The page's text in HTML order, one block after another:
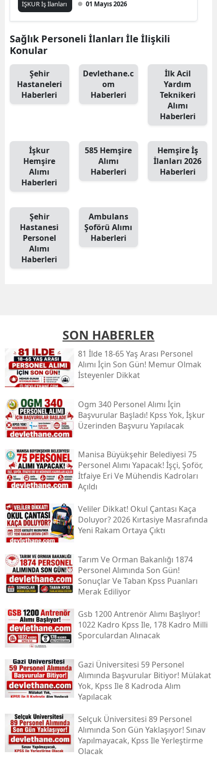
İŞKUR İş İlanları 01 Mayıs 2026
Sağlık Personeli İlanları İle İlişkili
Konular
Şehir
Hastaneleri
Haberleri
Devlethane.c
om
Haberleri
İlk Acil
Yardım
Teknikeri
Alımı
Haberleri
İşkur
Hemşire
Alımı
Haberleri
585 Hemşire
Alımı
Haberleri
Hemşire İş
İlanları 2026
Haberleri
Şehir
Hastanesi
Personel
Alımı
Haberleri
Ambulans
Şoförü Alımı
Haberleri
SON HABERLER
81 İlde 18-65 Yaş Arası Personel
Alımı İçin Son Gün! Memur Olmak
İsteyenler Dikkat
Ogm 340 Personel Alımı İçin
Başvurular Başladı! Kpss Yok, İşkur
Üzerinden Başvuru Yapılacak
Manisa Büyükşehir Belediyesi 75
Personel Alımı Yapacak! İşçi, Şoför,
İtfaiye Eri Ve Mühendis Kadroları
Açıldı
Veliler Dikkat! Okul Çantası Kaça
Doluyor? 2026 Kırtasiye Masrafında
Yeni Rakam Ortaya Çıktı
Tarım Ve Orman Bakanlığı 1874
Personel Alımında Son Gün!
Sonuçlar Ve Taban Kpss Puanları
Merak Ediliyor
Gsb 1200 Antrenör Alımı Başlıyor!
1022 Kadro Kpss Ile, 178 Kadro Milli
Sporculardan Alınacak
Gazi Üniversitesi 59 Personel
Alımında Başvurular Bitiyor! Mülakat
Yok, Kpss Ile 8 Kadroda Alım
Yapılacak
Selçuk Üniversitesi 89 Personel
Alımında Son Gün Yaklaşıyor! Sınav
Yapılmayacak, Kpss Ile Yerleştirme
Olacak